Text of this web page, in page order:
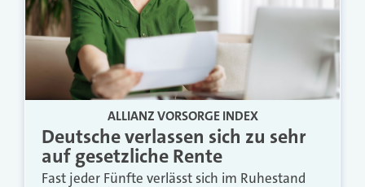
ALLIANZ VORSORGE INDEX
Deutsche verlassen sich zu sehr
auf gesetzliche Rente
Fast jeder Fünfte verlässt sich im Ruhestand